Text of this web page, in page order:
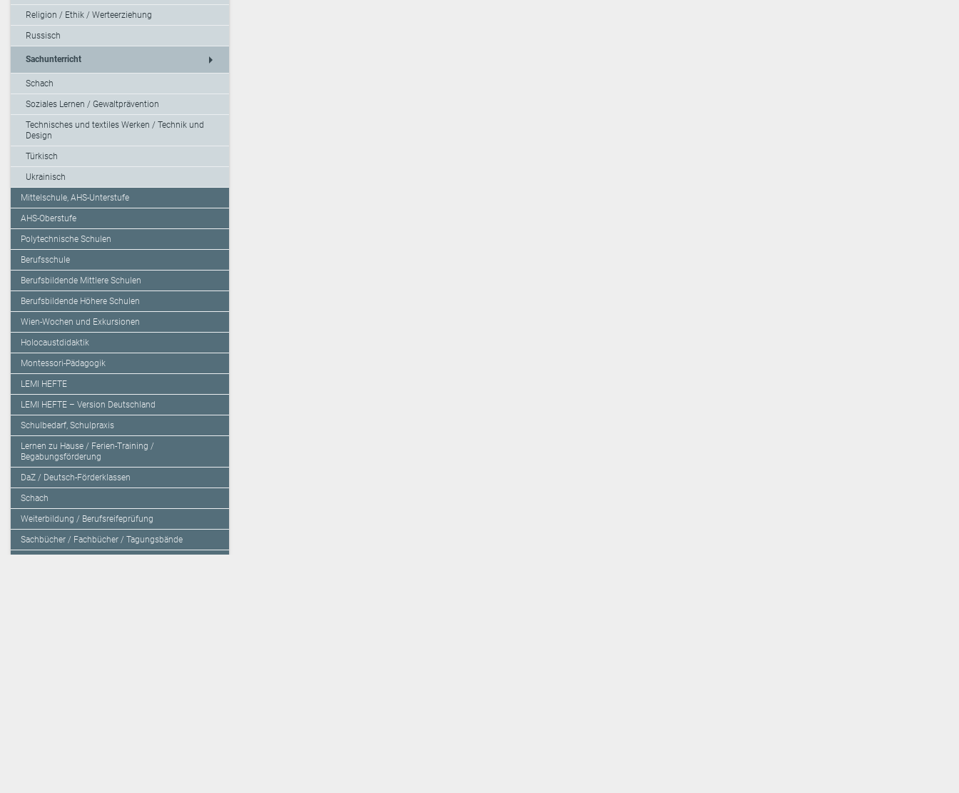
Religion / Ethik / Werteerziehung
Russisch
Sachunterricht arrow_right
Schach
Soziales Lernen / Gewaltprävention
Technisches und textiles Werken / Technik und
Design
Türkisch
Ukrainisch
Mittelschule, AHS-Unterstufe
AHS-Oberstufe
Polytechnische Schulen
Berufsschule
Berufsbildende Mittlere Schulen
Berufsbildende Höhere Schulen
Wien-Wochen und Exkursionen
Holocaustdidaktik
Montessori-Pädagogik
LEMI HEFTE
LEMI HEFTE – Version Deutschland
Schulbedarf, Schulpraxis
Lernen zu Hause / Ferien-Training /
Begabungsförderung
DaZ / Deutsch-Förderklassen
Schach
Weiterbildung / Berufsreifeprüfung
Sachbücher / Fachbücher / Tagungsbände